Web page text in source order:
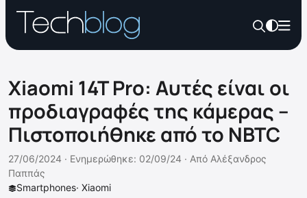
Xiaomi 14T Pro: Αυτές είναι οι
προδιαγραφές της κάμερας –
Πιστοποιήθηκε από το NBTC
Smartphones· Xiaomi
27/06/2024 · Ενημερώθηκε: 02/09/24 · Από Αλέξανδρος
Παππάς